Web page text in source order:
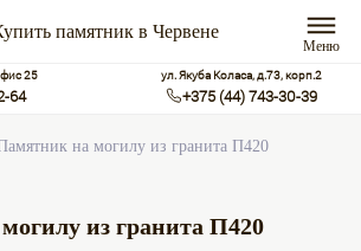
Меню
25
64
ул. Якуба Коласа, д.73, корп.2
+375 (44) 743-30-39
на могилу из гранита П420
из гранита П420